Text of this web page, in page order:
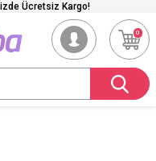
Ücretsiz Kargo!
0